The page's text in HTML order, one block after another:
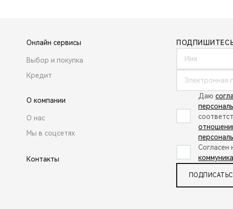
Онлайн сервисы
Выбор и покупка
Кредит
О компании
О нас
Мы в соцсетях
Контакты
Даю
Согласен